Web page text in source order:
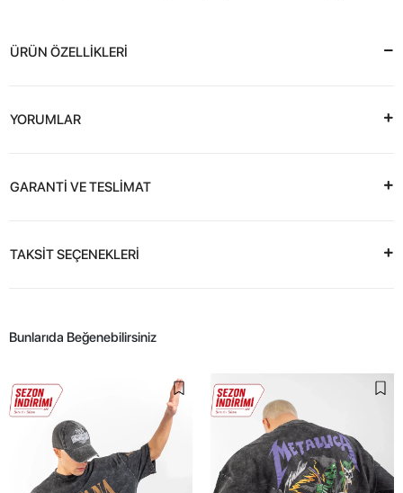
ÜRÜN ÖZELLİKLERİ
YORUMLAR
GARANTİ VE TESLİMAT
TAKSİT SEÇENEKLERİ
Bunlarıda Beğenebilirsiniz